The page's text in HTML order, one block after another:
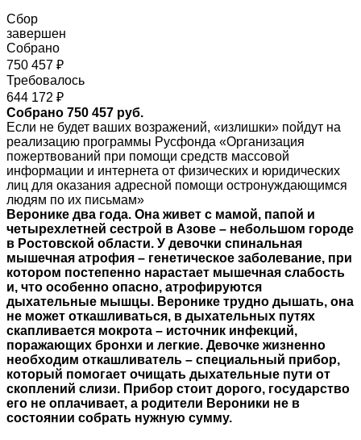
Сбор
завершен
Собрано
750 457 ₽
Требовалось
644 172 ₽
Собрано 750 457 руб.
Если не будет ваших возражений, «излишки» пойдут на
реализацию программы Русфонда «Организация
пожертвований при помощи средств массовой
информации и интернета от физических и юридических
лиц для оказания адресной помощи остронуждающимся
людям по их письмам»
Веронике два года. Она живет с мамой, папой и
четырехлетней сестрой в Азове – небольшом городе
в Ростовской области. У девочки спинальная
мышечная атрофия – генетическое заболевание, при
котором постепенно нарастает мышечная слабость
и, что особенно опасно, атрофируются
дыхательные мышцы. Веронике трудно дышать, она
не может откашливаться, в дыхательных путях
скапливается мокрота – источник инфекций,
поражающих бронхи и легкие. Девочке жизненно
необходим откашливатель – специальный прибор,
который помогает очищать дыхательные пути от
скоплений слизи. Прибор стоит дорого, государство
его не оплачивает, а родители Вероники не в
состоянии собрать нужную сумму.